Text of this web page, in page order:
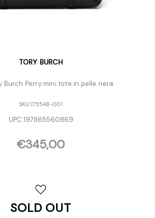
TORY BURCH
Burch Perry mini tote in pelle nera
SKU:175548-001
UPC:197865560869
€345,00
SOLD OUT